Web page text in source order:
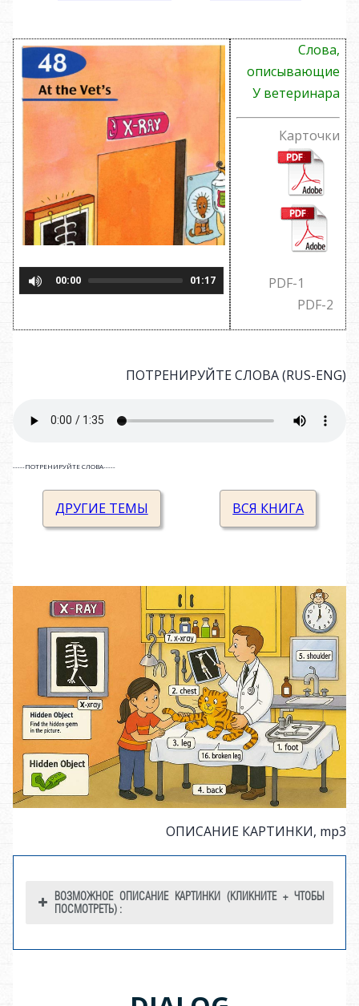
00:00 01:17
Слова,
описывающие
У ветеринара
Карточки
PDF-1
PDF-2
ПОТРЕНИРУЙТЕ СЛОВА (RUS-ENG)
-----ПОТРЕНИРУЙТЕ СЛОВА-----
ДРУГИЕ ТЕМЫ ВСЯ КНИГА
ОПИСАНИЕ КАРТИНКИ, mp3
ВОЗМОЖНОЕ ОПИСАНИЕ КАРТИНКИ (КЛИКНИТЕ + ЧТОБЫ
ПОСМОТРЕТЬ) :